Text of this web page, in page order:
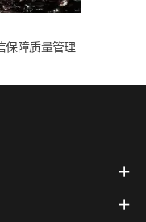
保障质量管理